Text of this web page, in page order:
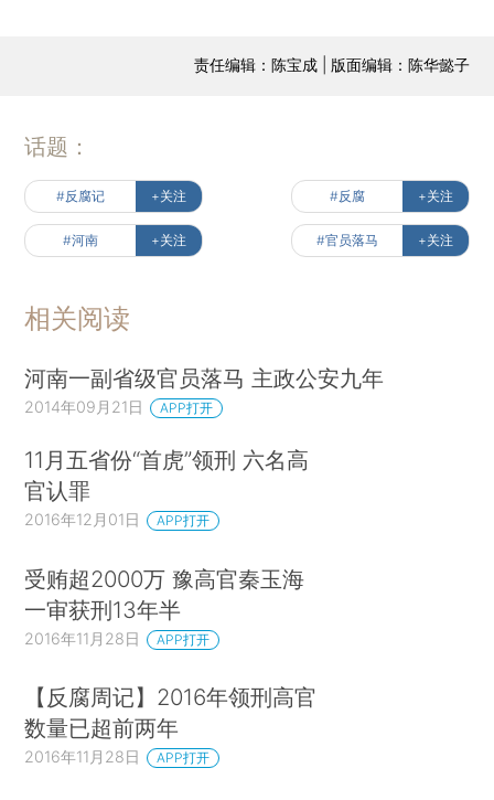
责任编辑：陈宝成 | 版面编辑：陈华懿子
话题：
#反腐记 +关注 #反腐 +关注
#河南 +关注 #官员落马 +关注
相关阅读
河南一副省级官员落马 主政公安九年
2014年09月21日 APP打开
11月五省份“首虎”领刑 六名高
官认罪
2016年12月01日 APP打开
受贿超2000万 豫高官秦玉海
一审获刑13年半
2016年11月28日 APP打开
【反腐周记】2016年领刑高官
数量已超前两年
2016年11月28日 APP打开